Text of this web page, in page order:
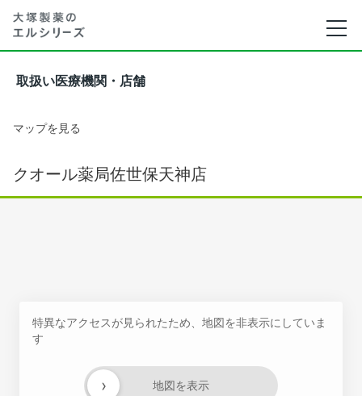
取扱い医療機関・店舗
マップを見る
クオール薬局佐世保天神店
特異なアクセスが見られたため、地図を非表示にしていま
す
地図を表示
›